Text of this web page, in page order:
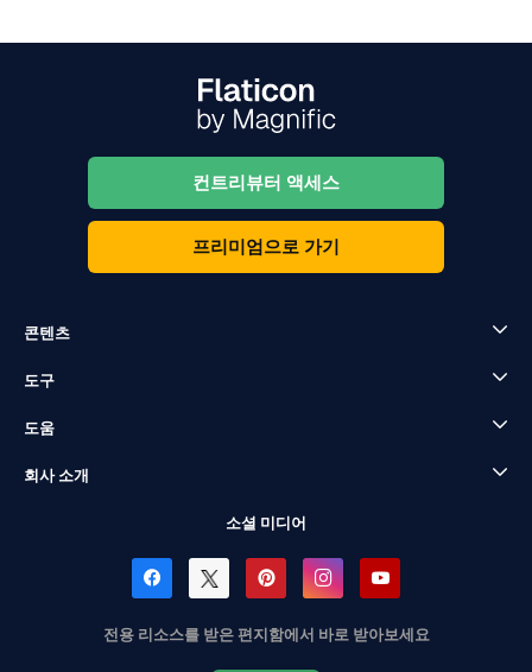
컨트리뷰터 액세스
프리미엄으로 가기
콘텐츠
도구
도움
회사 소개
소셜 미디어
전용 리소스를 받은 편지함에서 바로 받아보세요